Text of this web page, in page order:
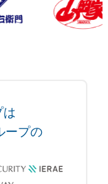
は
ープの